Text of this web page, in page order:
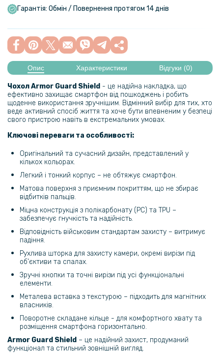
Гарантія: Обмін / Повернення протягом 14 днів
Опис Характеристики Відгуки (0)
Чохол Armor Guard Shield - це надійна накладка, що
ефективно захищає смартфон від пошкоджень і робить
щоденне використання зручнішим. Відмінний вибір для тих, хто
веде активний спосіб життя та хоче бути впевненим у безпеці
свого пристрою навіть в екстремальних умовах.
Ключові переваги та особливості:
Оригінальний та сучасний дизайн, представлений у
кількох кольорах.
Легкий і тонкий корпус – не обтяжує смартфон.
Матова поверхня з приємним покриттям, що не збирає
відбитків пальців.
Міцна конструкція з полікарбонату (PC) та TPU –
забезпечує гнучкість та надійність.
Відповідність військовим стандартам захисту – витримує
падіння.
Рухлива шторка для захисту камери, окремі вирізи під
об'єктиви та спалах.
Зручні кнопки та точні вирізи під усі функціональні
елементи.
Металева вставка з текстурою – підходить для магнітних
власників.
Поворотне складане кільце - для комфортного хвату та
розміщення смартфона горизонтально.
Armor Guard Shield – це надійний захист, продуманий
функціонал та стильний зовнішній вигляд.